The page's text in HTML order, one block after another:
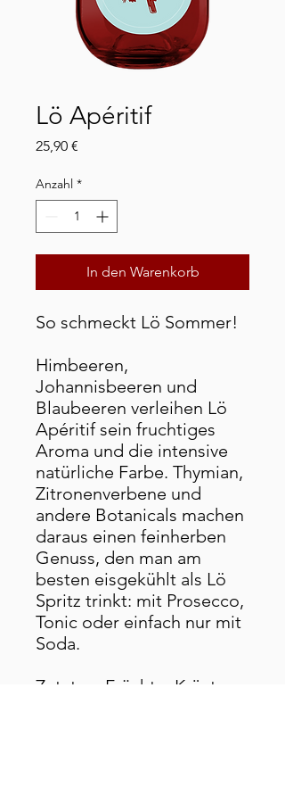
Lö Apéritif
25,90 €
Anzahl *
In den Warenkorb
So schmeckt Lö Sommer!
Himbeeren,
Johannisbeeren und
Blaubeeren verleihen Lö
Apéritif sein fruchtiges
Aroma und die intensive
natürliche Farbe. Thymian,
Zitronenverbene und
andere Botanicals machen
daraus einen feinherben
Genuss, den man am
besten eisgekühlt als Lö
Spritz trinkt: mit Prosecco,
Tonic oder einfach nur mit
Soda.
Zutaten: Früchte, Kräuter,